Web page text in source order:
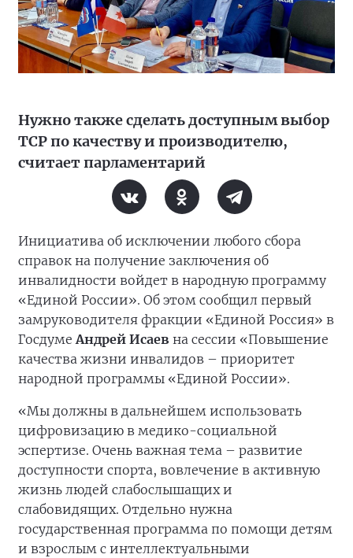
Нужно также сделать доступным выбор
ТСР по качеству и производителю,
считает парламентарий
Инициатива об исключении любого сбора
справок нa получение заключения об
инвалидности войдет в народную программу
«Единой России». Об этом сообщил первый
замруководителя фракции «Единой Россия» в
ГосдумеАндрей Исаев нa сессии «Повышение
качества жизни инвалидов – приоритет
народной программы «Единой России».
«Мы должны в дальнейшем использовать
цифровизацию в медико-социальной
эспертизе. Очень важная тема – развитие
доступности спорта, вовлечение в активную
жизнь людей слабослышащих и
слабовидящих. Отдельно нужна
государственная программа по помощи детям
и взрослым с интеллектуальными